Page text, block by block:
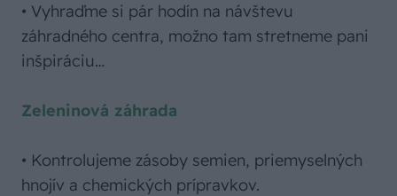
• Vyhraďme si pár hodín na návštevu
záhradného centra, možno tam stretneme pani
inšpiráciu…
Zeleninová záhrada
• Kontrolujeme zásoby semien, priemyselných
hnojív a chemických prípravkov.